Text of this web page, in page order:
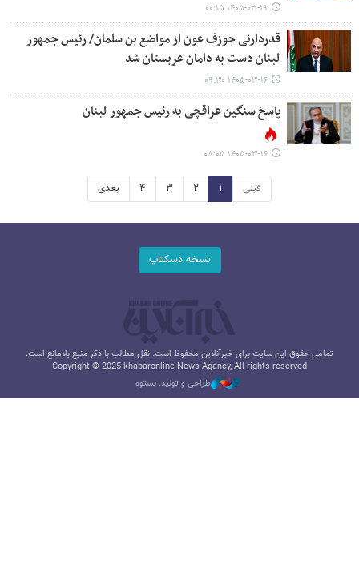
۱۴۰۵-۰۳-۱۹ ۰۰:۱۵
قدردارنی جوزف عون از مواضع بن سلمان/ رئیس جمهور
لبنان دست به دامان عربستان شد
۱۴۰۵-۰۳-۱۶ ۰۹:۳۰
پاسخ سنگین عراقچی به رئیس جمهور لبنان
۱۴۰۵-۰۳-۱۶ ۰۸:۰۵
قبلی ۱ ۲ ۳ ۴ بعدی
نسخه دسکتاپ
تمامی حقوق این سایت برای خبرآنلاین محفوظ است. نقل مطالب با ذکر منبع بلامانع است.
Copyright © 2025 khabaronline News Agancy, All rights reserved
طراحی و تولید: نستوه